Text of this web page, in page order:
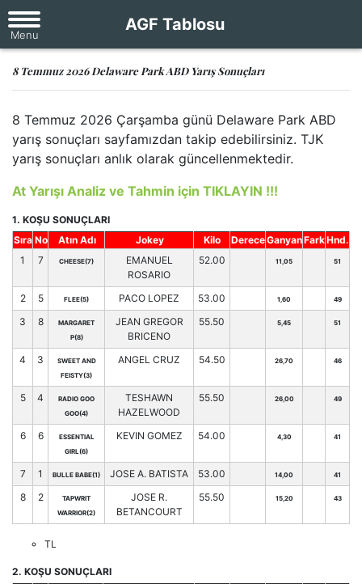
AGF Tablosu
8 Temmuz 2026 Delaware Park ABD Yarış Sonuçları
8 Temmuz 2026 Çarşamba günü Delaware Park ABD
yarış sonuçları sayfamızdan takip edebilirsiniz. TJK
yarış sonuçları anlık olarak güncellenmektedir.
At Yarışı Analiz ve Tahmin için TIKLAYIN !!!
1. KOŞU SONUÇLARI
Sıra No Atın Adı Jokey Kilo DereceGanyanFarkHnd.
1
7 CHEESE(7)
EMANUEL
ROSARIO
52.00 11,05 51
2 5 FLEE(5) PACO LOPEZ 53.00 1,60 49
3 8
MARGARET
P(8)
JEAN GREGOR
BRICENO
55.50 5,45 51
4 3
SWEET AND
FEISTY(3)
ANGEL CRUZ 54.50 26,70 46
5 4
RADIO GOO
GOO(4)
TESHAWN
HAZELWOOD
55.50 26,00 49
6 6
ESSENTIAL
GIRL(6)
KEVIN GOMEZ 54.00 4,30 41
7 1 BULLE BABE(1) JOSE A. BATISTA 53.00 14,00 41
8 2
TAPWRIT
WARRIOR(2)
JOSE R.
BETANCOURT
55.50 15,20 43
TL
2. KOŞU SONUÇLARI